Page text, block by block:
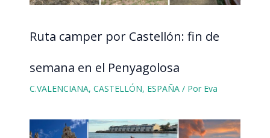
Ruta camper por Castellón: fin de
semana en el Penyagolosa
C.VALENCIANA, CASTELLÓN, ESPAÑA/ Por Eva